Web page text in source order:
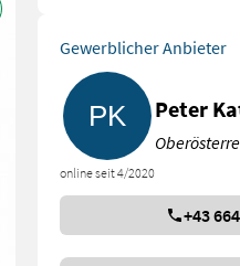
Gewerblicher Anbieter
online seit 4/2020
Peter
+43